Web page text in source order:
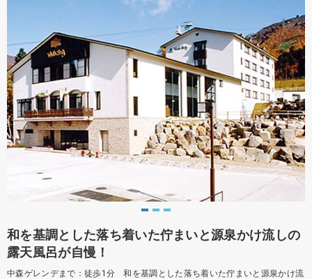
和を基調とした落ち着いた佇まいと源泉かけ流しの
露天風呂が自慢！
中森ゲレンデまで：徒歩1分 和を基調とした落ち着いた佇まいと源泉かけ流